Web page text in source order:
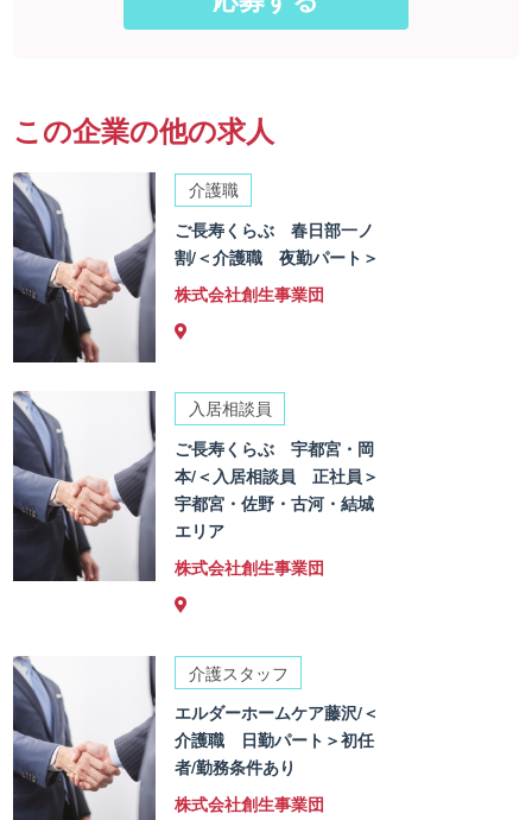
この企業の他の求人
介護職
ご長寿くらぶ 春日部一ノ
割/＜介護職 夜勤パート＞
株式会社創生事業団
入居相談員
ご長寿くらぶ 宇都宮・岡
本/＜入居相談員 正社員＞
宇都宮・佐野・古河・結城
エリア
株式会社創生事業団
介護スタッフ
エルダーホームケア藤沢/＜
介護職 日勤パート＞初任
者/勤務条件あり
株式会社創生事業団